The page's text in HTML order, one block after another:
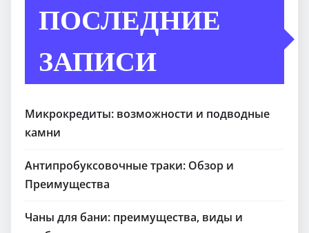
ПОСЛЕДНИЕ
ЗАПИСИ
Микрокредиты: возможности и подводные
камни
Антипробуксовочные траки: Обзор и
Преимущества
Чаны для бани: преимущества, виды и